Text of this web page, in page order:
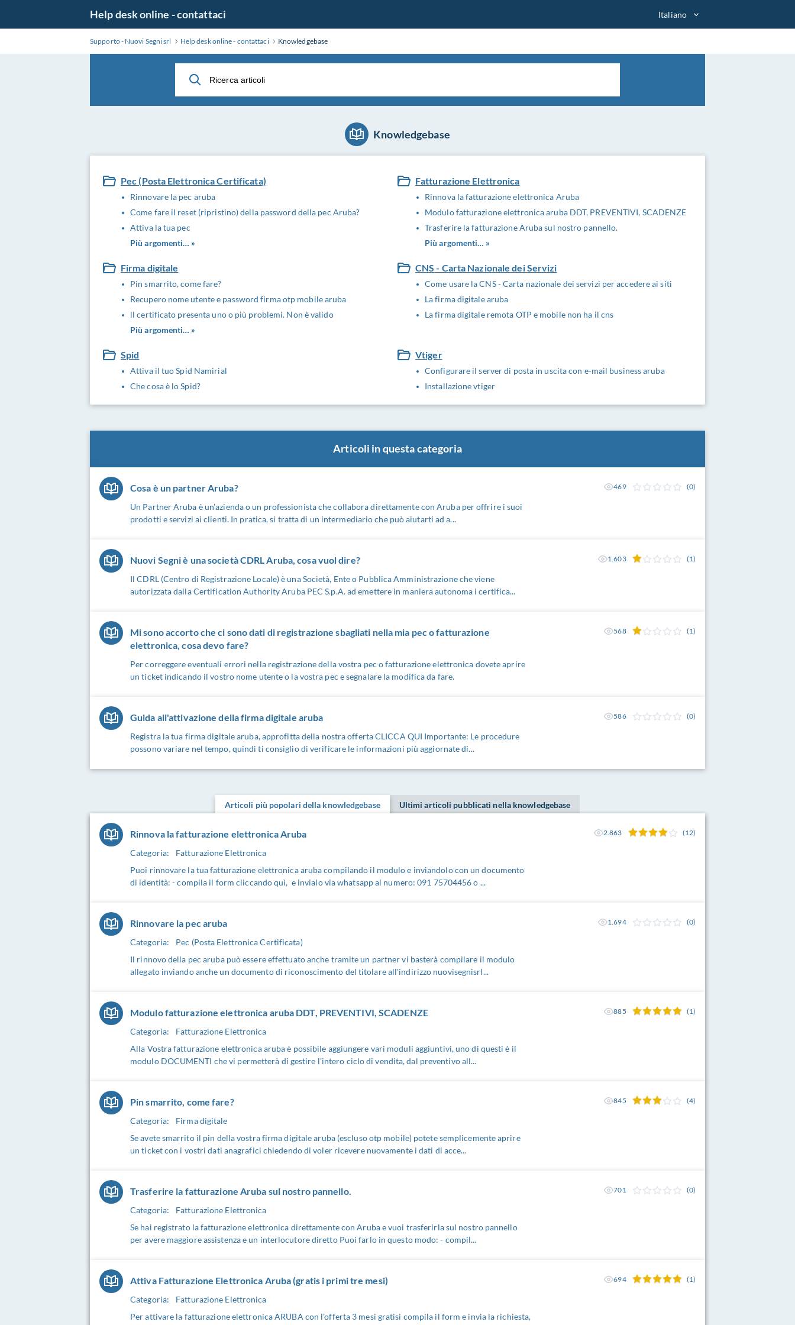
Help desk online - contattaci Italiano
Supporto - Nuovi Segni srl Help desk online - contattaci Knowledgebase
Knowledgebase
Pec (Posta Elettronica Certificata)
Rinnovare la pec aruba
Come fare il reset (ripristino) della password della pec Aruba?
Attiva la tua pec
Più argomenti… »
Fatturazione Elettronica
Rinnova la fatturazione elettronica Aruba
Modulo fatturazione elettronica aruba DDT, PREVENTIVI, SCADENZE
Trasferire la fatturazione Aruba sul nostro pannello.
Più argomenti… »
Firma digitale
Pin smarrito, come fare?
Recupero nome utente e password firma otp mobile aruba
ll certificato presenta uno o più problemi. Non è valido
Più argomenti… »
CNS - Carta Nazionale dei Servizi
Come usare la CNS - Carta nazionale dei servizi per accedere ai siti
La firma digitale aruba
La firma digitale remota OTP e mobile non ha il cns
Spid
Attiva il tuo Spid Namirial
Che cosa è lo Spid?
Vtiger
Configurare il server di posta in uscita con e-mail business aruba
Installazione vtiger
Articoli in questa categoria
Cosa è un partner Aruba?
Un Partner Aruba è un'azienda o un professionista che collabora direttamente con Aruba per offrire i suoi
prodotti e servizi ai clienti. In pratica, si tratta di un intermediario che può aiutarti ad a...
469 (0)
Nuovi Segni è una società CDRL Aruba, cosa vuol dire?
Il CDRL (Centro di Registrazione Locale) è una Società, Ente o Pubblica Amministrazione che viene
autorizzata dalla Certification Authority Aruba PEC S.p.A. ad emettere in maniera autonoma i certifica...
1.603 (1)
Mi sono accorto che ci sono dati di registrazione sbagliati nella mia pec o fatturazione
elettronica, cosa devo fare?
Per correggere eventuali errori nella registrazione della vostra pec o fatturazione elettronica dovete aprire
un ticket indicando il vostro nome utente o la vostra pec e segnalare la modifica da fare.
568 (1)
Guida all'attivazione della firma digitale aruba
Registra la tua firma digitale aruba, approfitta della nostra offerta CLICCA QUI Importante: Le procedure
possono variare nel tempo, quindi ti consiglio di verificare le informazioni più aggiornate di...
586 (0)
Articoli più popolari della knowledgebase Ultimi articoli pubblicati nella knowledgebase
Rinnova la fatturazione elettronica Aruba
Categoria:
Fatturazione Elettronica
Puoi rinnovare la tua fatturazione elettronica aruba compilando il modulo e inviandolo con un documento
di identità: - compila il form cliccando quì, e invialo via whatsapp al numero: 091 75704456 o ...
2.863 (12)
Rinnovare la pec aruba
Categoria:
Pec (Posta Elettronica Certificata)
Il rinnovo della pec aruba può essere effettuato anche tramite un partner vi basterà compilare il modulo
allegato inviando anche un documento di riconoscimento del titolare all'indirizzo nuovisegnisrl...
1.694 (0)
Modulo fatturazione elettronica aruba DDT, PREVENTIVI, SCADENZE
Categoria:
Fatturazione Elettronica
Alla Vostra fatturazione elettronica aruba è possibile aggiungere vari moduli aggiuntivi, uno di questi è il
modulo DOCUMENTI che vi permetterà di gestire l'intero ciclo di vendita, dal preventivo all...
885 (1)
Pin smarrito, come fare?
Categoria:
Firma digitale
Se avete smarrito il pin della vostra firma digitale aruba (escluso otp mobile) potete semplicemente aprire
un ticket con i vostri dati anagrafici chiedendo di voler ricevere nuovamente i dati di acce...
845 (4)
Trasferire la fatturazione Aruba sul nostro pannello.
Categoria:
Fatturazione Elettronica
Se hai registrato la fatturazione elettronica direttamente con Aruba e vuoi trasferirla sul nostro pannello
per avere maggiore assistenza e un interlocutore diretto Puoi farlo in questo modo: - compil...
701 (0)
Attiva Fatturazione Elettronica Aruba (gratis i primi tre mesi)
Categoria:
Fatturazione Elettronica
Per attivare la fatturazione elettronica ARUBA con l'offerta 3 mesi gratisi compila il form e invia la richiesta,
694 (1)